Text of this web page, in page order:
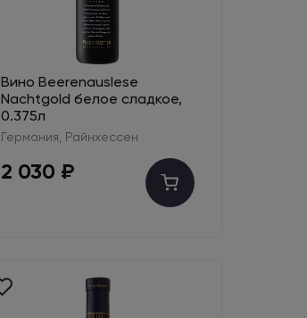
Вино Beerenauslese
Nachtgold белое сладкое,
0.375л
Германия, Райнхессен
2 030 ₽